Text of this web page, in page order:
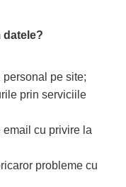
datele?
pe site;
prin serviciile
cu privire la
probleme cu